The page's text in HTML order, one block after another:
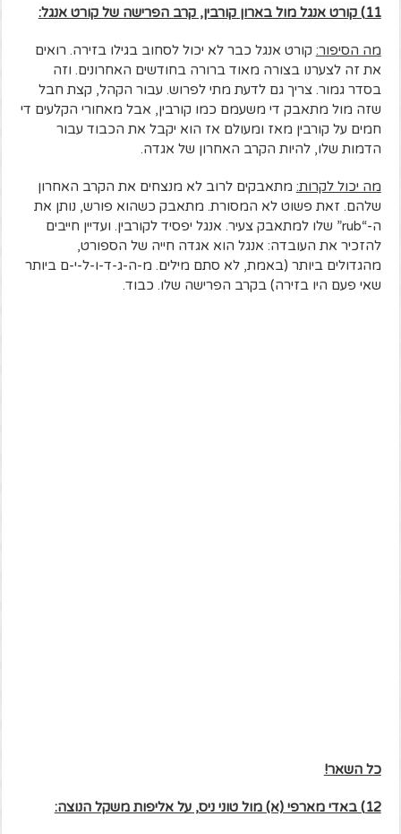
11) קורט אנגל מול בארון קורבין, קרב הפרישה של קורט אנגל:
מה הסיפור: קורט אנגל כבר לא יכול לסחוב בגילו בזירה. רואים
את זה לצערנו בצורה מאוד ברורה בחודשים האחרונים. וזה
בסדר גמור. צריך גם לדעת מתי לפרוש. עבור הקהל, קצת חבל
שזה מול מתאבק די משעמם כמו קורבין, אבל מאחורי הקלעים די
חמים על קורבין מאז ומעולם אז הוא יקבל את הכבוד עבור
הדמות שלו, להיות הקרב האחרון של אגדה.
מה יכול לקרות: מתאבקים לרוב לא מנצחים את הקרב האחרון
שלהם. זאת פשוט לא המסורת. מתאבק כשהוא פורש, נותן את
ה-“rub” שלו למתאבק צעיר. אנגל יפסיד לקורבין. ועדיין חייבים
להזכיר את העובדה: אנגל הוא אגדה חייה של הספורט,
מהגדולים ביותר (באמת, לא סתם מילים. מ-ה-ג-ד-ו-ל-י-ם ביותר
שאי פעם היו בזירה) בקרב הפרישה שלו. כבוד.
כל השאר!
12) באדי מארפי (א) מול טוני ניס, על אליפות משקל הנוצה: